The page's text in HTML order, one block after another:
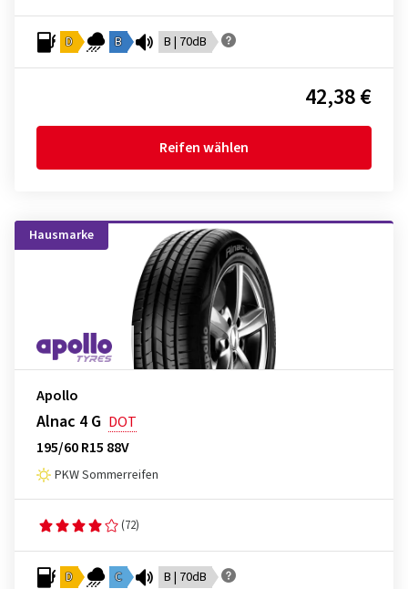
D B B | 70dB
42,38 €
Reifen wählen
Hausmarke
Apollo
Alnac 4 G DOT
195/60 R15 88V
PKW Sommerreifen
(72)
D C B | 70dB